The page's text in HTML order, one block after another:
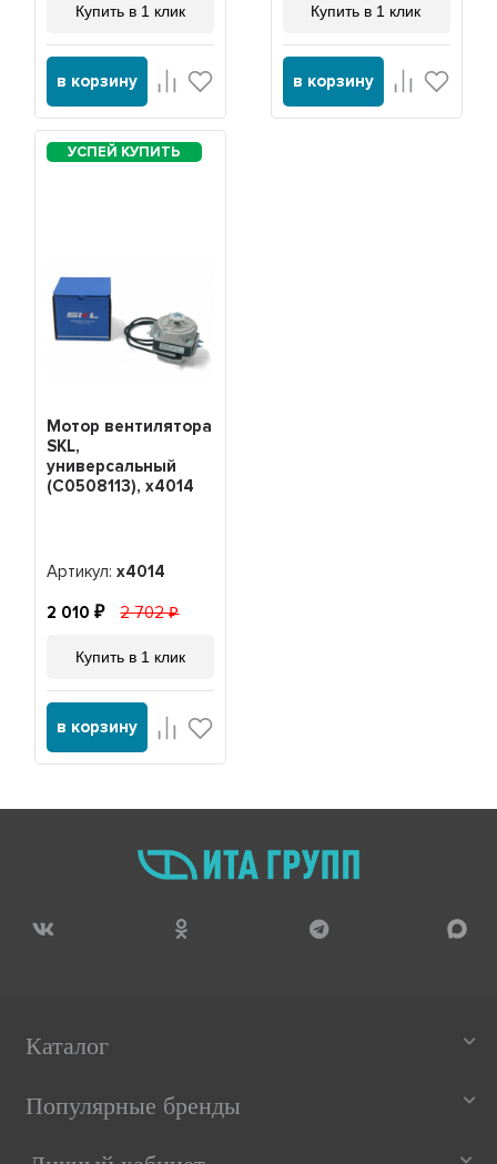
Купить в 1 клик
в корзину
Купить в 1 клик
в корзину
Мотор вентилятора
SKL,
универсальный
(C0508113), x4014
Артикул:x4014
2 010 2 702
Купить в 1 клик
в корзину
Каталог
Популярные бренды